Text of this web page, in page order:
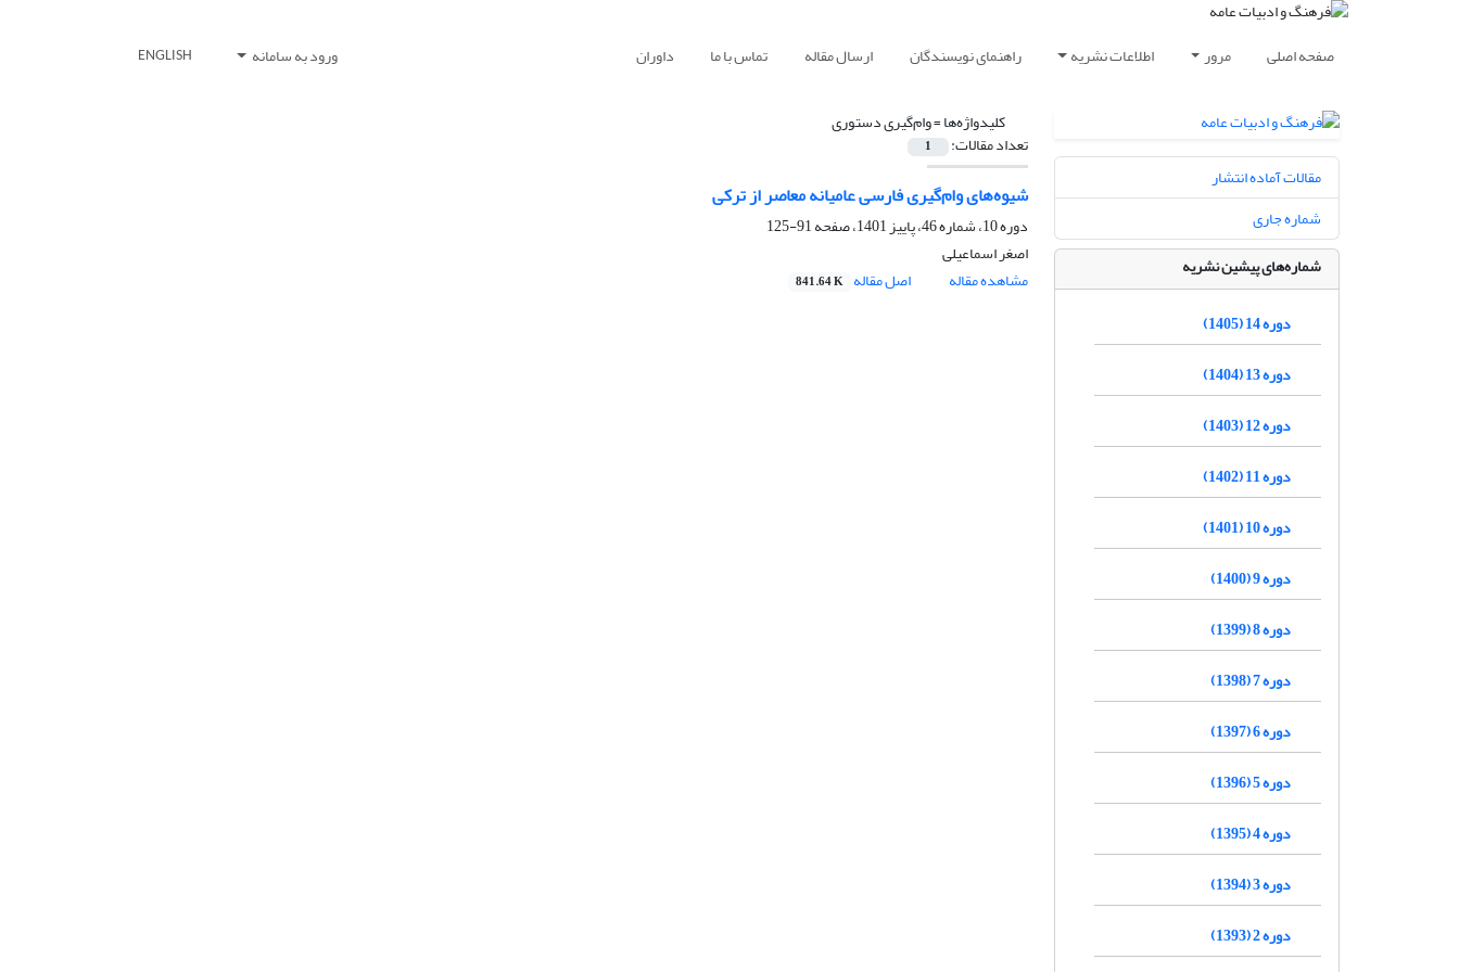
صفحه اصلی مرور اطلاعات نشریه راهنمای نویسندگان ارسال مقاله تماس با ما داوران ورود به سامانه ENGLISH
کلیدواژه‌ها =وام‌گیری دستوری
تعداد مقالات: 1
شیوه‌های وام‌گیری فارسی عامیانه معاصر از ترکی
دوره 10، شماره 46، پاییز 1401، صفحه
91-125
اصغر اسماعیلی
مشاهده مقاله
اصل مقاله 841.64 K
مقالات آماده انتشار
شماره جاری
شماره‌های پیشین نشریه
دوره 14 (1405)
دوره 13 (1404)
دوره 12 (1403)
دوره 11 (1402)
دوره 10 (1401)
دوره 9 (1400)
دوره 8 (1399)
دوره 7 (1398)
دوره 6 (1397)
دوره 5 (1396)
دوره 4 (1395)
دوره 3 (1394)
دوره 2 (1393)